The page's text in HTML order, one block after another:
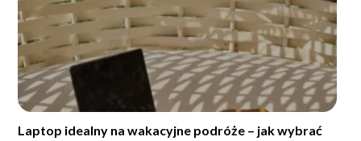
Laptop idealny na wakacyjne podróże – jak wybrać